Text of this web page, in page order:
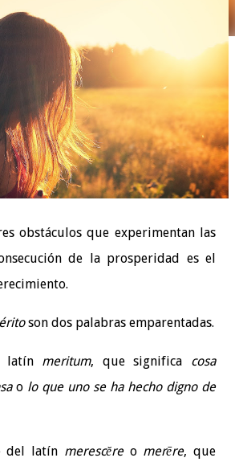
obstáculos que experimentan las
de la prosperidad es el
son dos palabras emparentadas.
latín meritum, que significa cosa
o lo que uno se ha hecho digno de
del latín merescĕreo merēre, que